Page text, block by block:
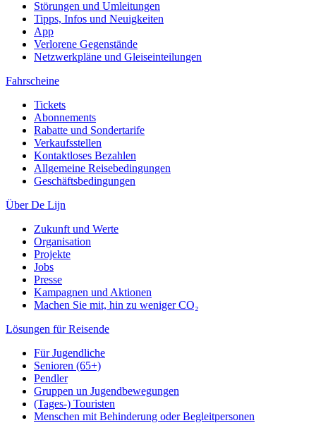
Störungen und Umleitungen
Tipps, Infos und Neuigkeiten
App
Verlorene Gegenstände
Netzwerkpläne und Gleiseinteilungen
Fahrscheine
Tickets
Abonnements
Rabatte und Sondertarife
Verkaufsstellen
Kontaktloses Bezahlen
Allgemeine Reisebedingungen
Geschäftsbedingungen
Über De Lijn
Zukunft und Werte
Organisation
Projekte
Jobs
Presse
Kampagnen und Aktionen
Machen Sie mit, hin zu weniger CO₂
Lösungen für Reisende
Für Jugendliche
Senioren (65+)
Pendler
Gruppen un Jugendbewegungen
(Tages-) Touristen
Menschen mit Behinderung oder Begleitpersonen